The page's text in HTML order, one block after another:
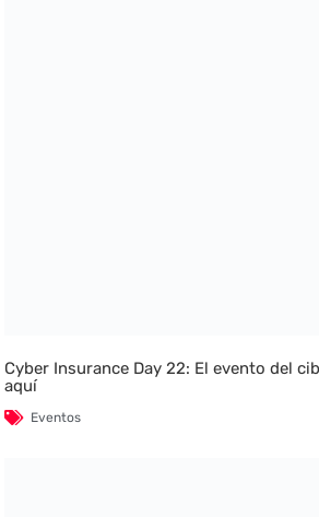
Cyber Insurance Day 22: El evento del
aquí
Eventos